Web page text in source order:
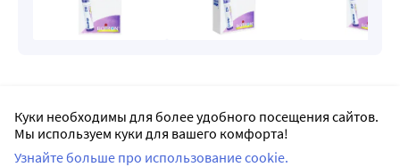
Заказывая на Apteka.ru, можно выбрать доставку
в удобную для вас аптеку рядом с домом или по дороге
Куки необходимы для более удобного посещения сайтов.
Мы используем куки для вашего комфорта!
Узнайте больше про использование cookie.